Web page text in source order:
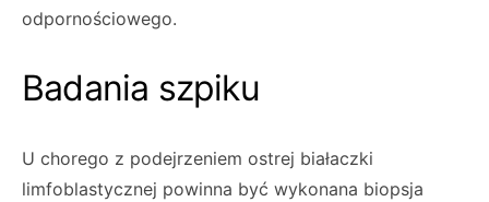
odpornościowego.
Badania szpiku
U chorego z podejrzeniem ostrej białaczki
limfoblastycznej powinna być wykonana biopsja